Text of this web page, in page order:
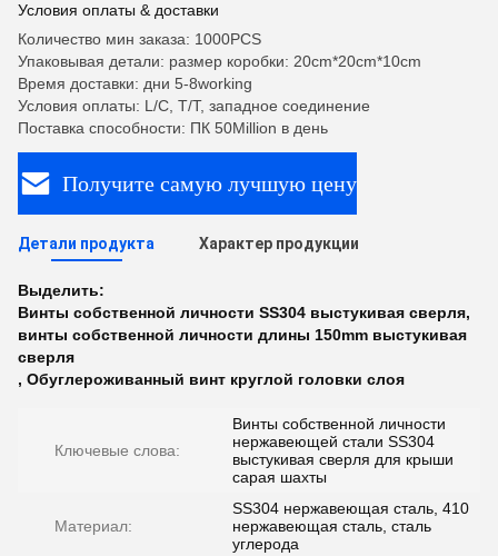
Условия оплаты & доставки
Количество мин заказа: 1000PCS
Упаковывая детали: размер коробки: 20cm*20cm*10cm
Время доставки: дни 5-8working
Условия оплаты: L/C, T/T, западное соединение
Поставка способности: ПК 50Million в день
Получите самую лучшую цену
Детали продукта Характер продукции
Выделить:
Винты собственной личности SS304 выстукивая сверля,
винты собственной личности длины 150mm выстукивая
сверля
, Обуглероживанный винт круглой головки слоя
Ключевые слова:
Винты собственной личности
нержавеющей стали SS304
выстукивая сверля для крыши
сарая шахты
Материал:
SS304 нержавеющая сталь, 410
нержавеющая сталь, сталь
углерода